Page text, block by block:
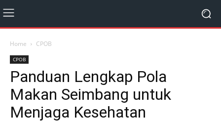
Home CPOB
CPOB
Panduan Lengkap Pola
Makan Seimbang untuk
Menjaga Kesehatan